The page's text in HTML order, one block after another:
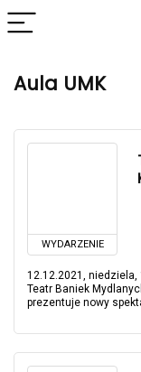
Aula UMK
WYDARZENIE
12.12.2021, niedziela,
Teatr Baniek
prezentuje nowy